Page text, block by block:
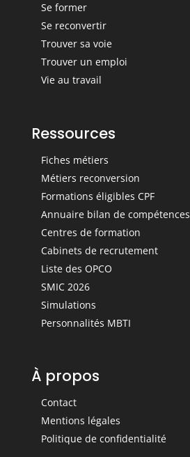
Se former
Se reconvertir
Trouver sa voie
Trouver un emploi
Vie au travail
Ressources
Fiches métiers
Métiers reconversion
Formations éligibles CPF
Annuaire bilan de compétences
Centres de formation
Cabinets de recrutement
Liste des OPCO
SMIC 2026
Simulations
Personnalités MBTI
À propos
Contact
Mentions légales
Politique de confidentialité